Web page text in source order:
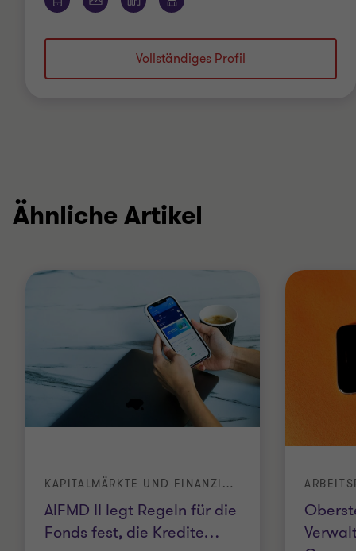
Vollständiges Profil
Ähnliche Artikel
AIFMD II legt Regeln für die
Fonds fest, die Kredite…
KAPITALMÄRKTE UND FINANZINSTITUTE | LEGAL